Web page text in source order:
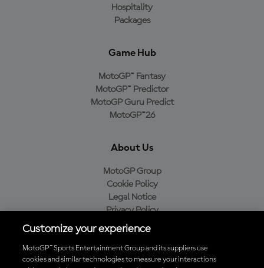
Hospitality
Packages
Game Hub
MotoGP™ Fantasy
MotoGP™ Predictor
MotoGP Guru Predict
MotoGP™26
About Us
MotoGP Group
Cookie Policy
Legal Notice
Privacy Policy
Purchase Policy
Customize your experience
MotoGP™ Sports Entertainment Group and its suppliers use
cookies and similar technologies to measure your interactions